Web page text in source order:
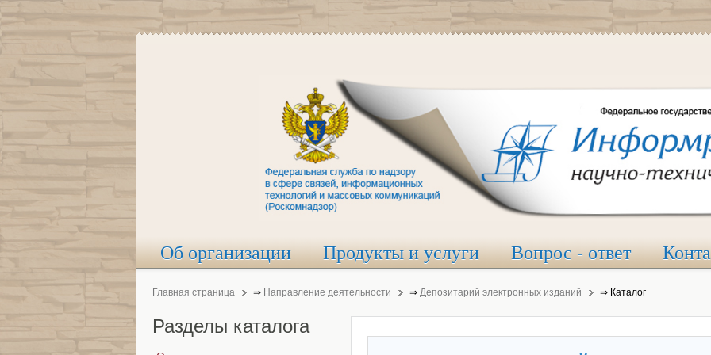
Об организации Продукты и услуги Вопрос - ответ
Главная страница ⇒ Направление деятельности ⇒ Депозитарий электронных изданий ⇒ Каталог
Разделы каталога